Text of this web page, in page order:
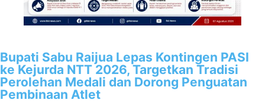
Bupati Sabu Raijua Lepas Kontingen PASI
ke Kejurda NTT 2026, Targetkan Tradisi
Perolehan Medali dan Dorong Penguatan
Pembinaan Atlet